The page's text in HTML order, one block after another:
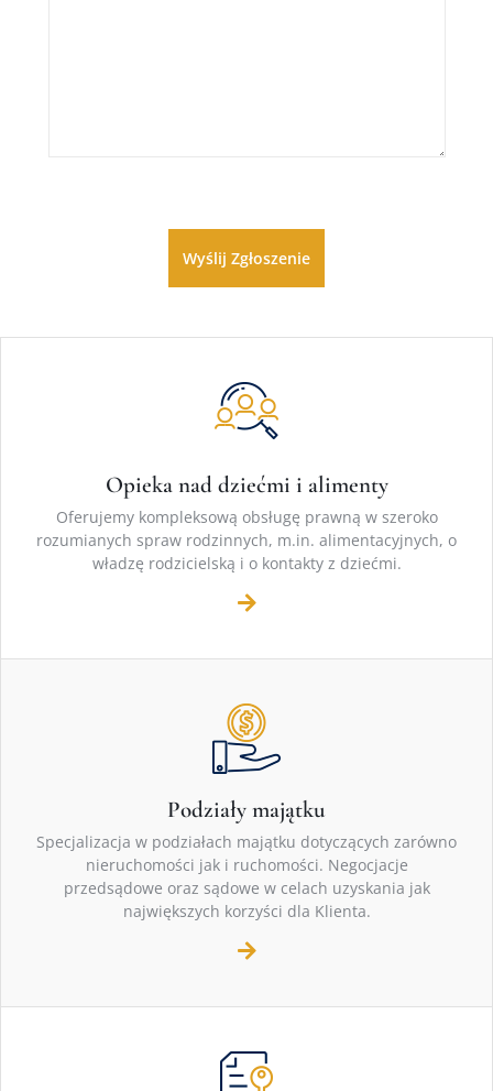
Opieka nad dziećmi i alimenty
Oferujemy kompleksową obsługę prawną w szeroko
rozumianych spraw rodzinnych, m.in. alimentacyjnych, o
władzę rodzicielską i o kontakty z dziećmi.
Podziały majątku
Specjalizacja w podziałach majątku dotyczących zarówno
nieruchomości jak i ruchomości. Negocjacje
przedsądowe oraz sądowe w celach uzyskania jak
największych korzyści dla Klienta.